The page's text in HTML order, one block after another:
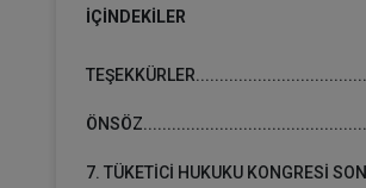
İÇİNDEKİLER
7. TÜKETİCİ HUKUKU KONGRESİ